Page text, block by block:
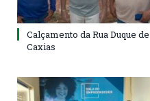
Calçamento da Rua Duque de
Caxias